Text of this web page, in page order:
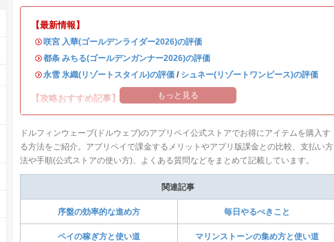
【最新情報】
・咲宮 入華(ゴールデンライダー2026)の評価
・都条 みちる(ゴールデンガンナー2026)の評価
・永雪 氷織(リゾートスタイル)の評価 / シュネー(リゾートワンピース)の評価
【攻略おすすめ記事】 もっと見る
ドルフィンウェーブ(ドルウェブ)のアプリペイ公式ストアでお得にアイテムを購入す
る方法をご紹介。アプリペイで課金するメリットやアプリ版課金との比較、支払い方
法や手順(公式ストアの使い方)、よくある質問などをまとめて記載しています。
関連記事
序盤の効率的な進め方 毎日やるべきこと
ペイの稼ぎ方と使い道 マリンストーンの集め方と使い道